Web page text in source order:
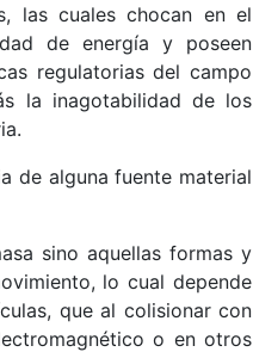
las cuales chocan en el
de energía y poseen
regulatorias del campo
la inagotabilidad de los
de alguna fuente material
sino aquellas formas y
lo cual depende
que al colisionar con
o en otros